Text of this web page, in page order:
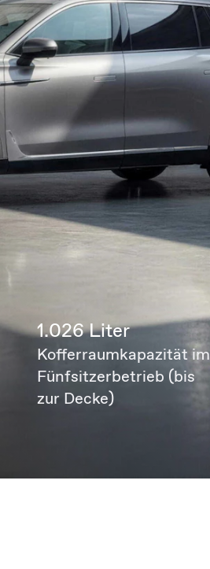
1.026 Liter
Kofferraumkapazität im
Fünfsitzerbetrieb (bis
zur Decke)